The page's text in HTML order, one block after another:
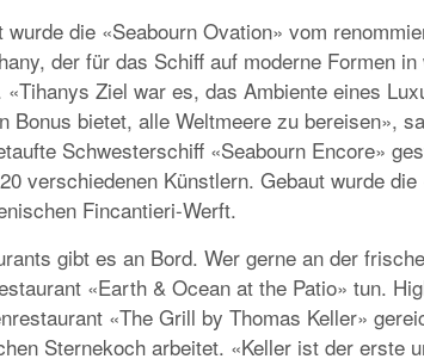
wurde die «Seabourn Ovation» vom
der für das Schiff auf moderne Formen
«Tihanys Ziel war es, das Ambiente eines
Bonus bietet, alle Weltmeere zu bereisen»,
Schwesterschiff «Seabourn Encore»
verschiedenen Künstlern. Gebaut wurde
Fincantieri-Werft.
gibt es an Bord. Wer gerne an der
«Earth & Ocean at the Patio» tun.
«The Grill by Thomas Keller»
Sternekoch arbeitet. «Keller ist der erste